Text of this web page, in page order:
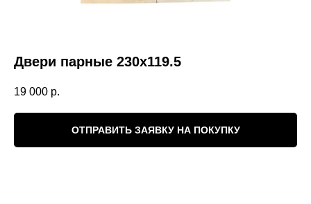
Двери парные 230х119.5
19 000 р.
ОТПРАВИТЬ ЗАЯВКУ НА ПОКУПКУ